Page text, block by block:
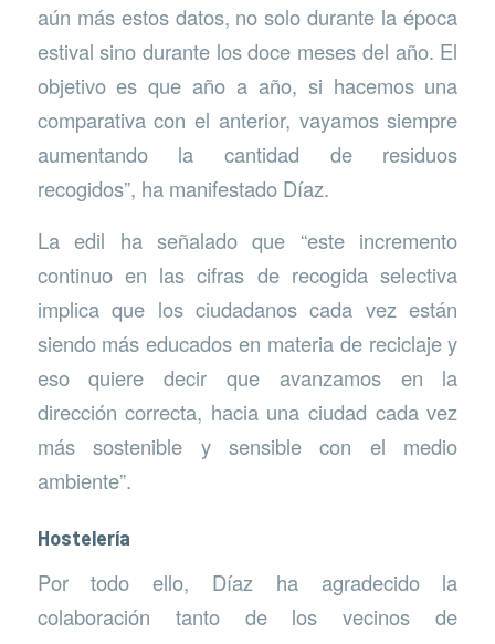
aún más estos datos, no solo durante la época
estival sino durante los doce meses del año. El
objetivo es que año a año, si hacemos una
comparativa con el anterior, vayamos siempre
aumentando la cantidad de residuos
recogidos”, ha manifestado Díaz.
La edil ha señalado que “este incremento
continuo en las cifras de recogida selectiva
implica que los ciudadanos cada vez están
siendo más educados en materia de reciclaje y
eso quiere decir que avanzamos en la
dirección correcta, hacia una ciudad cada vez
más sostenible y sensible con el medio
ambiente”.
Hostelería
Por todo ello, Díaz ha agradecido la
colaboración tanto de los vecinos de